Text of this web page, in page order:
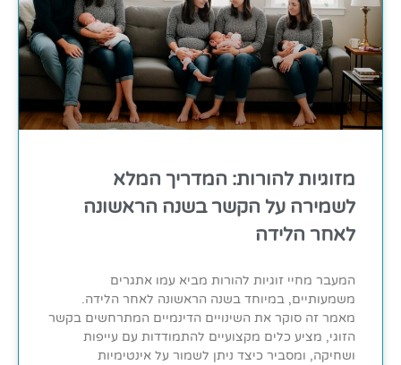
מזוגיות להורות: המדריך המלא
לשמירה על הקשר בשנה הראשונה
לאחר הלידה
המעבר מחיי זוגיות להורות מביא עמו אתגרים
משמעותיים, במיוחד בשנה הראשונה לאחר הלידה.
מאמר זה סוקר את השינויים הדינמיים המתרחשים בקשר
הזוגי, מציע כלים מקצועיים להתמודדות עם עייפות
ושחיקה, ומסביר כיצד ניתן לשמור על אינטימיות